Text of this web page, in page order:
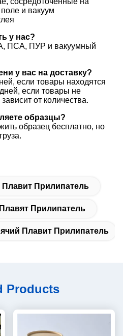
и вакуум
у нас?
ПСА, ПУР и вакуумный
у вас на доставку?
если товары находятся
если товары не
от количества.
образцы?
образец бесплатно, но
Прилипатель
Прилипатель
Плавит Прилипатель
Products